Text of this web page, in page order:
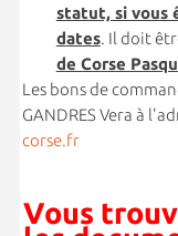
statut, si vous
dates. Il doit
de Corse
Les bons de
GANDRES Vera à
corse.fr
Vous